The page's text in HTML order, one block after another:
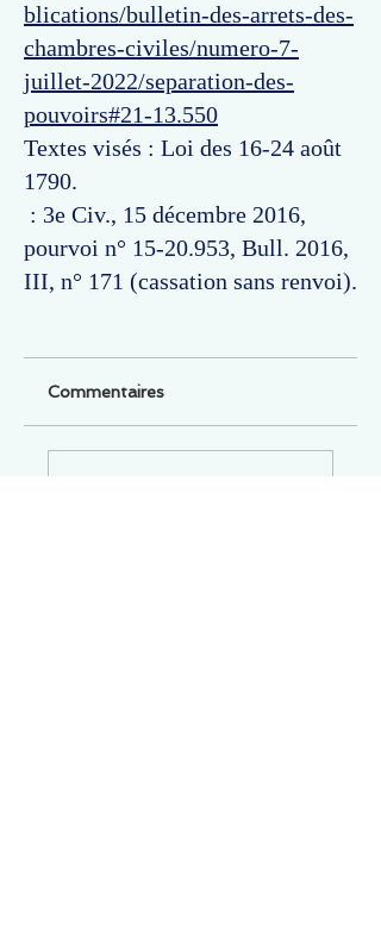
blications/bulletin-des-arrets-des-
chambres-civiles/numero-7-
juillet-2022/separation-des-
pouvoirs#21-13.550
Textes visés : Loi des 16-24 août
1790.
: 3e Civ., 15 décembre 2016,
pourvoi n° 15-20.953, Bull. 2016,
III, n° 171 (cassation sans renvoi).
Commentaires